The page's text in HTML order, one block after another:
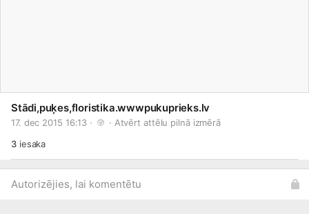
Stādi,puķes,floristika.wwwpukuprieks.lv
17. dec 2015 16:13 · · Atvērt attēlu pilnā izmērā
3iesaka
Autorizējies, lai komentētu